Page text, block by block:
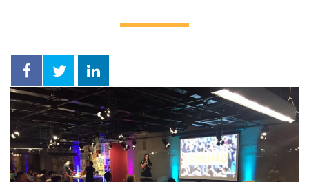
Facebook
TwitterLinkedIn
compartilhar